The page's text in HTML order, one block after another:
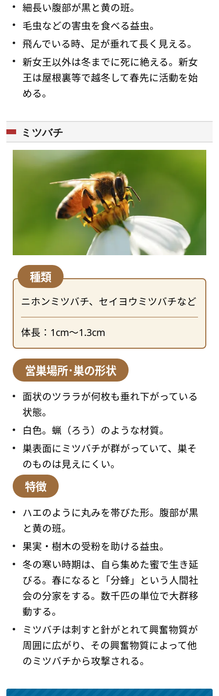
細長い腹部が黒と黄の班。
毛虫などの害虫を食べる益虫。
飛んでいる時、足が垂れて長く見える。
新女王以外は冬までに死に絶える。新女
王は屋根裏等で越冬して春先に活動を始
める。
ミツバチ
種類
ニホンミツバチ、セイヨウミツバチなど
体長：1cm～1.3cm
営巣場所･巣の形状
面状のツララが何枚も垂れ下がっている
状態。
白色。蝋（ろう）のような材質。
巣表面にミツバチが群がっていて、巣そ
のものは見えにくい。
特徴
ハエのように丸みを帯びた形。腹部が黒
と黄の班。
果実・樹木の受粉を助ける益虫。
冬の寒い時期は、自ら集めた蜜で生き延
びる。春になると「分蜂」という人間社
会の分家をする。数千匹の単位で大群移
動する。
ミツバチは刺すと針がとれて興奮物質が
周囲に広がり、その興奮物質によって他
のミツバチから攻撃される。